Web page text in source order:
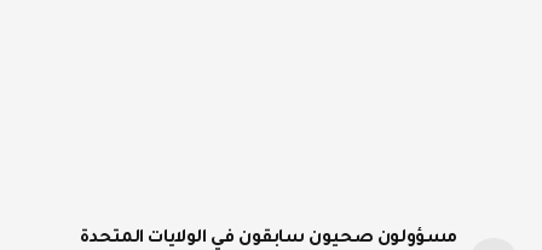
مسؤولون صحيون سابقون في الولايات المتحدة